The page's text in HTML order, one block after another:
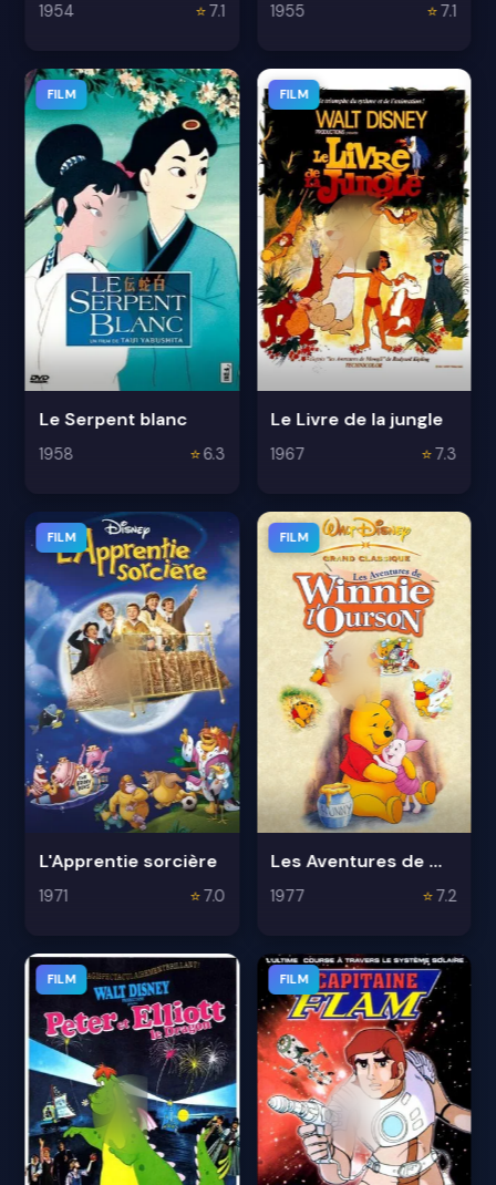
1954 ⭐7.1 1955 ⭐7.1
FILM
Le Serpent blanc
1958 ⭐6.3
FILM
Le Livre de la jungle
1967 ⭐7.3
FILM
L'Apprentie sorcière
1971 ⭐7.0
FILM
Les Aventures de Winnie l'ourson
1977 ⭐7.2
FILM FILM